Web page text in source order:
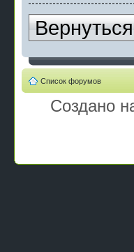
Список форумов
Создано